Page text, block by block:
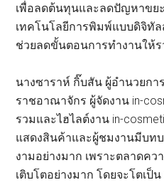
เพื่อลดต้นทุนและลดปัญหาขย
เทคโนโลยีการพิมพ์แบบดิจิทั
ช่วยลดขั้นตอนการทำงานให้ร
นางซาราห์ กิ๊บสัน ผู้อำนวยกา
ราชอาณาจักร ผู้จัดงาน in-
รวมและไฮไลต์งาน in-
แสดงสินค้าและผู้ชมงานมีบท
งามอย่างมาก เพราะตลาดคว
เติบโตอย่างมาก โดยจะโตเป็